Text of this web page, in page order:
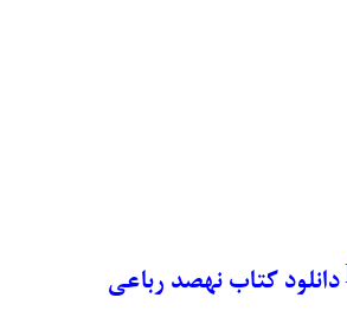
دانلود کتاب نهصد رباعی